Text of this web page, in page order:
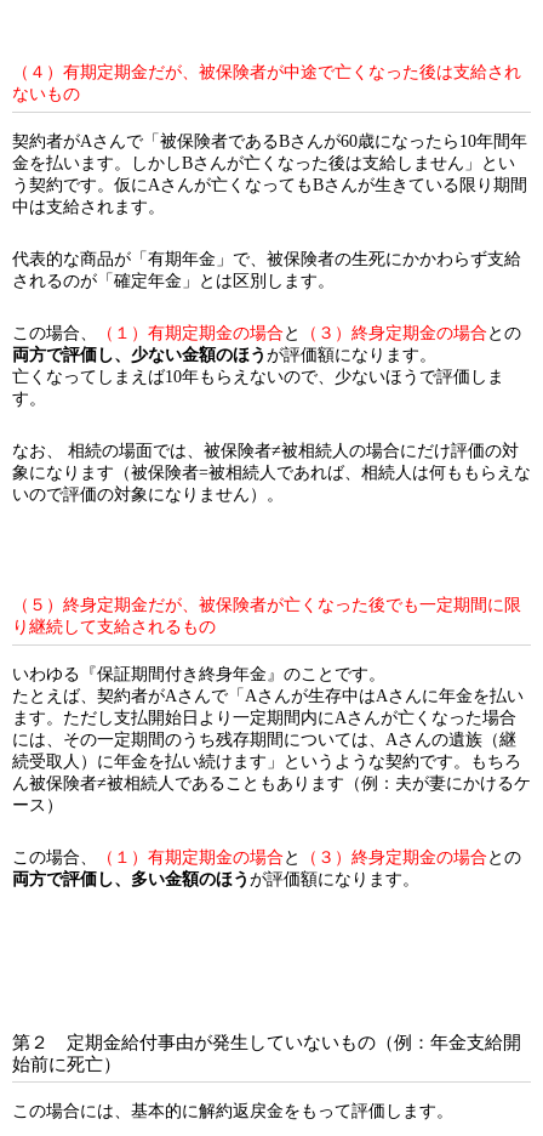
（４）有期定期金だが、被保険者が中途で亡くなった後は支給され
ないもの
契約者がAさんで「被保険者であるBさんが60歳になったら10年間年
金を払います。しかしBさんが亡くなった後は支給しません」とい
う契約です。仮にAさんが亡くなってもBさんが生きている限り期間
中は支給されます。
代表的な商品が「有期年金」で、被保険者の生死にかかわらず支給
されるのが「確定年金」とは区別します。
この場合、 （１）有期定期金の場合 と （３）終身定期金の場合 との
両方で評価し、少ない金額のほう が評価額になります。
亡くなってしまえば10年もらえないので、少ないほうで評価しま
す。
なお、 相続の場面では、被保険者≠被相続人の場合にだけ評価の対
象になります（被保険者=被相続人であれば、相続人は何ももらえな
いので評価の対象になりません）。
（５）終身定期金だが、被保険者が亡くなった後でも一定期間に限
り継続して支給されるもの
いわゆる『保証期間付き終身年金』のことです。
たとえば、契約者がAさんで「Aさんが生存中はAさんに年金を払い
ます。ただし支払開始日より一定期間内にAさんが亡くなった場合
には、その一定期間のうち残存期間については、Aさんの遺族（継
続受取人）に年金を払い続けます」というような契約です。もちろ
ん被保険者≠被相続人であることもあります（例：夫が妻にかけるケ
ース）
この場合、 （１）有期定期金の場合 と （３）終身定期金の場合 との
両方で評価し、多い金額のほう が評価額になります。
第２ 定期金給付事由が発生していないもの（例：年金支給開
始前に死亡）
この場合には、基本的に解約返戻金をもって評価します。